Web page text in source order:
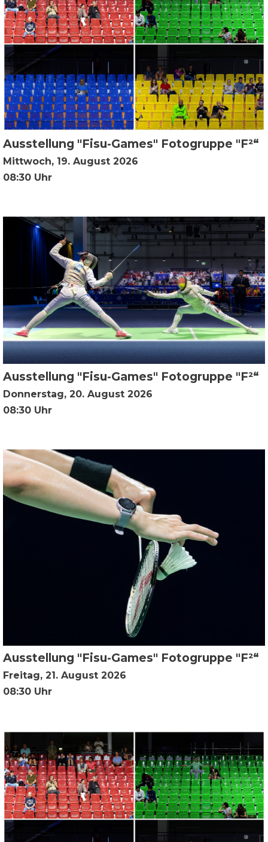
Ausstellung "Fisu-Games" Fotogruppe "F²“
Mittwoch, 19. August 2026
08:30 Uhr
Ausstellung "Fisu-Games" Fotogruppe "F²“
Donnerstag, 20. August 2026
08:30 Uhr
Ausstellung "Fisu-Games" Fotogruppe "F²“
Freitag, 21. August 2026
08:30 Uhr